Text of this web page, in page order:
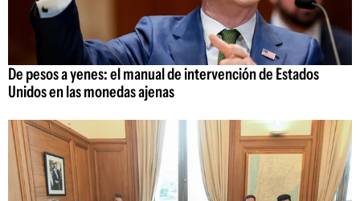
De pesos a yenes: el manual de intervención de Estados
Unidos en las monedas ajenas